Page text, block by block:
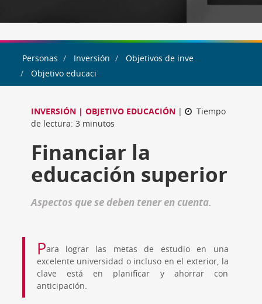
Personas Inversión
Objetivos de inversión
Objetivo educación
INVERSIÓN | OBJETIVO EDUCACIÓN|
Tiempo
de lectura: 3 minutos
Financiar la
educación superior
aspectos que se deben tener en cuenta.
Para lograr las metas de estudio en una
excelente universidad o incluso en el exterior, la
clave está en planificar y ahorrar con
anticipación.